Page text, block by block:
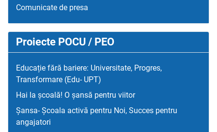
Comunicate de presa
Proiecte POCU / PEO
Educație fără bariere: Universitate, Progres,
Transformare (Edu- UPT)
Hai la școală! O șansă pentru viitor
Șansa- Școala activă pentru Noi, Succes pentru
angajatori